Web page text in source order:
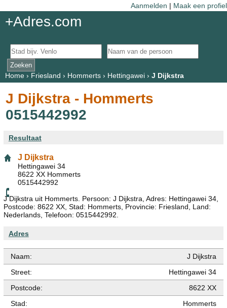
Aanmelden | Maak een profiel
+Adres.com
Home› Friesland › Hommerts› Hettingawei› J Dijkstra
J Dijkstra - Hommerts
0515442992
Resultaat
J Dijkstra
Hettingawei 34
8622 XX Hommerts
0515442992
J Dijkstra uit Hommerts. Persoon: J Dijkstra, Adres: Hettingawei 34,
Postcode: 8622 XX, Stad: Hommerts, Provincie: Friesland, Land:
Nederlands, Telefoon: 0515442992.
Adres
Naam:
J Dijkstra
Street:
Hettingawei 34
Postcode:
8622 XX
Stad:
Hommerts